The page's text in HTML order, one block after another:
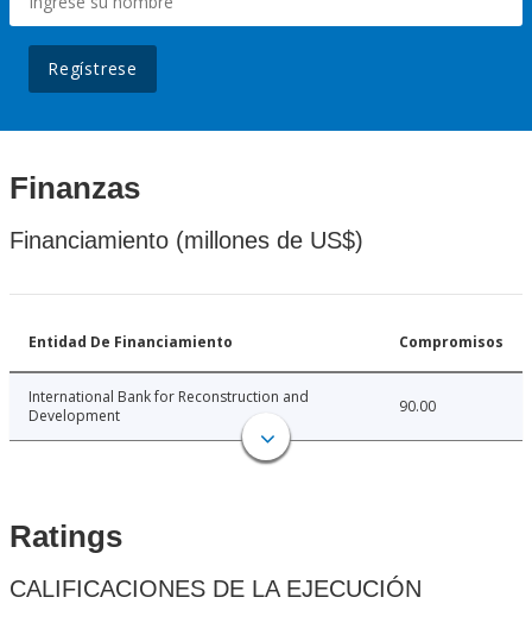
Regístrese
Finanzas
Financiamiento (millones de US$)
Entidad De Financiamiento Compromisos
International Bank for Reconstruction and
Development
90.00
Ratings
CALIFICACIONES DE LA EJECUCIÓN